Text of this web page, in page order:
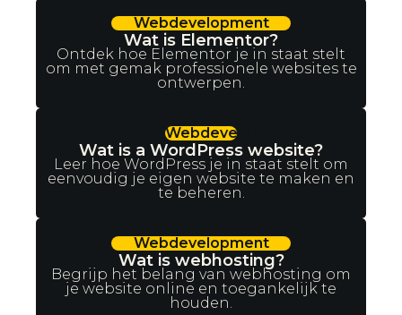
Webdevelopment
Wat is Elementor?
Ontdek hoe Elementor je in staat stelt
om met gemak professionele websites te
ontwerpen.
Webdevelopment
Wat is a WordPress website?
Leer hoe WordPress je in staat stelt om
eenvoudig je eigen website te maken en
te beheren.
Webdevelopment
Wat is webhosting?
Begrijp het belang van webhosting om
je website online en toegankelijk te
houden.